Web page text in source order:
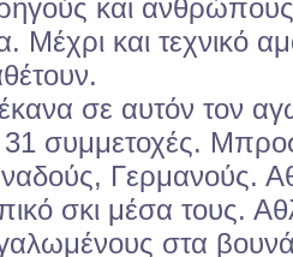
και
Μέχρι και τεχνικό
σε αυτόν τον
συμμετοχές.
Γερμανούς.
σκι μέσα τους.
στα